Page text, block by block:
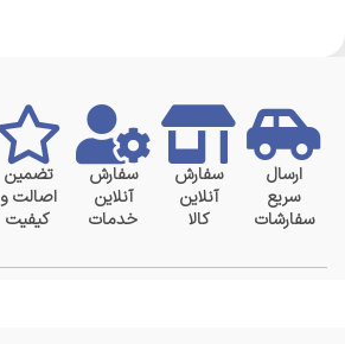
ارسال
سریع
سفارشات
سفارش
آنلاین
کالا
سفارش
آنلاین
خدمات
تضمین
اصالت و
کیفیت